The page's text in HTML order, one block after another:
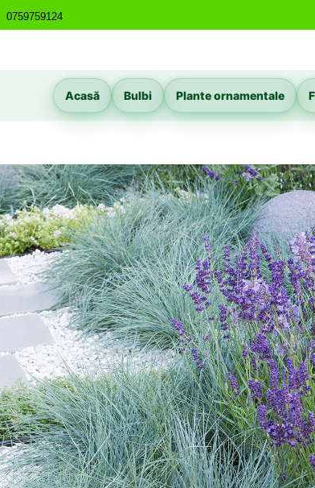
0759759124
Acasă Bulbi Plante ornamentale